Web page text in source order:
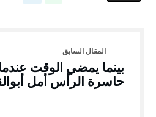
بينما يمضي الوقت
حاسرة الرأس أمل